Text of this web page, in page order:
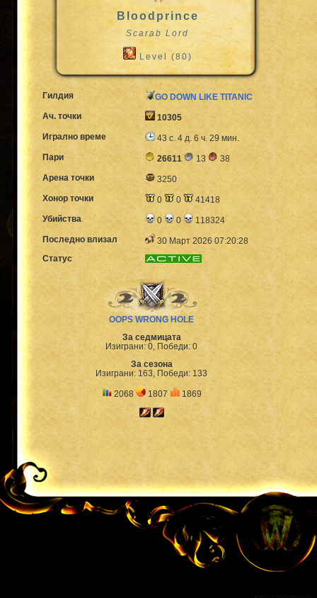
Bloodprince
Scarab Lord
Level (80)
Гилдия
GO DOWN LIKE TITANIC
Ач. точки
10305
Игрално време
43 с. 4 д. 6 ч. 29 мин.
Пари
26611 13
38
Арена точки
3250
Хонор точки
0 0
41418
Убийства
0 0
118324
Последно влизал
30 Март 2026 07:20:28
Статус
OOPS WRONG HOLE
За седмицата
Изиграни: 0, Победи: 0
За сезона
Изиграни: 163, Победи: 133
2068 1807 1869